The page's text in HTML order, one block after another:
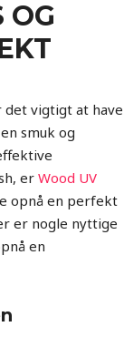
OG
vigtigt at have
smuk og
er Wood UV
opnå en perfekt
er nogle nyttige
en